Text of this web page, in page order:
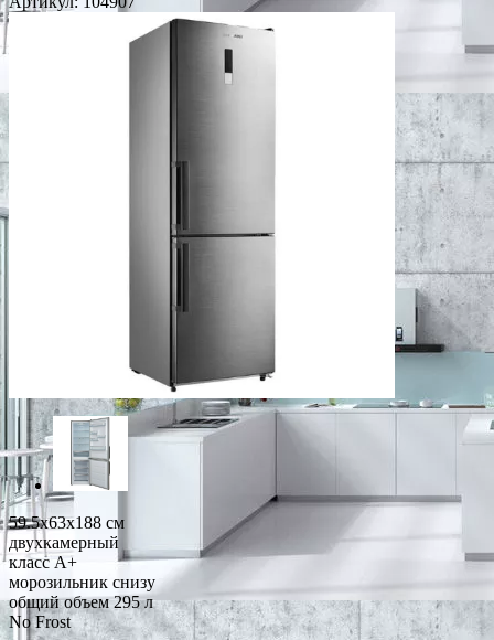
59.5x63x188 см
двухкамерный
класс A+
морозильник снизу
общий объем 295 л
No Frost